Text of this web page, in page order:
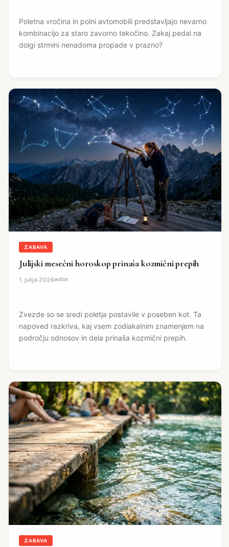
Poletna vročina in polni avtomobili predstavljajo nevarno
kombinacijo za staro zavorno tekočino. Zakaj pedal na
dolgi strmini nenadoma propade v prazno?
ZABAVA
Julijski mesečni horoskop prinaša kozmični prepih
1. julija 2026avtor:
Zvezde so se sredi poletja postavile v poseben kot. Ta
napoved razkriva, kaj vsem zodiakalnim znamenjem na
področju odnosov in dela prinaša kozmični prepih.
ZABAVA